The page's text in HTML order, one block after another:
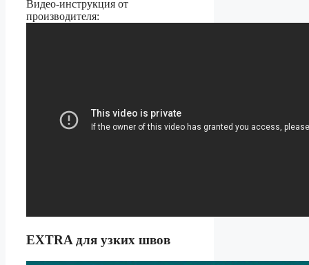
Видео-инструкция от
производителя:
EXTRA для узких швов